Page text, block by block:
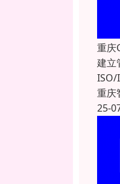
重庆
建立
ISO/
重庆
25-